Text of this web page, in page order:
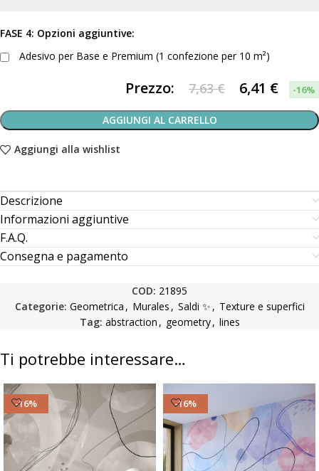
FASE 4: Opzioni aggiuntive:
Adesivo per Base e Premium (1 confezione per 10 m²)
Prezzo: 7,63 € 6,41 € -16%
AGGIUNGI AL CARRELLO
Aggiungi alla wishlist
Descrizione
Informazioni aggiuntive
F.A.Q.
Consegna e pagamento
COD: 21895
Categorie: Geometrica , Murales , Saldi ✨ , Texture e superfici
Tag: abstraction , geometry, lines
Ti potrebbe interessare…
-16% -16%